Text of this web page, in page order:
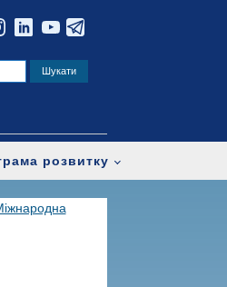
розвитку